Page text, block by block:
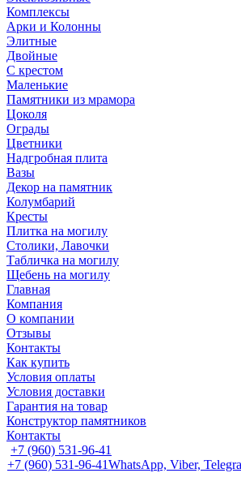
Комплексы
Арки и Колонны
Элитные
Двойные
С крестом
Маленькие
Памятники из мрамора
Цоколя
Ограды
Цветники
Надгробная плита
Вазы
Декор на памятник
Колумбарий
Кресты
Плитка на могилу
Столики, Лавочки
Табличка на могилу
Щебень на могилу
Главная
Компания
О компании
Отзывы
Контакты
Как купить
Условия оплаты
Условия доставки
Гарантия на товар
Конструктор памятников
Контакты
+7 (960) 531-96-41
+7 (960) 531-96-41WhatsApp, Viber,